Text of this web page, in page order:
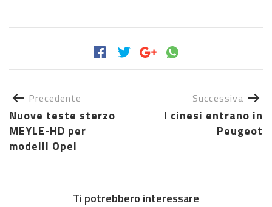
Precedente
Nuove teste sterzo
MEYLE-HD per
modelli Opel
Successiva
I cinesi entrano in
Peugeot
Ti potrebbero interessare